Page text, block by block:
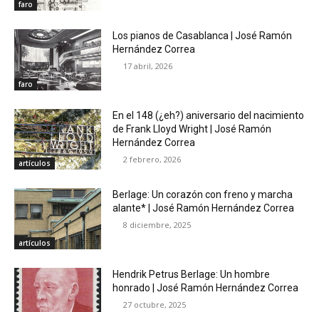
faro
faro
Los pianos de Casablanca | José Ramón
Hernández Correa
17 abril, 2026
artículos
En el 148 (¿eh?) aniversario del nacimiento
de Frank Lloyd Wright | José Ramón
Hernández Correa
2 febrero, 2026
artículos
Berlage: Un corazón con freno y marcha
alante* | José Ramón Hernández Correa
8 diciembre, 2025
Hendrik Petrus Berlage: Un hombre
honrado | José Ramón Hernández Correa
27 octubre, 2025